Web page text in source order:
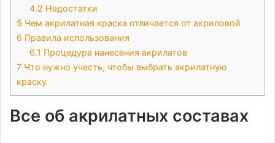
4.2 Недостатки
5 Чем акрилатная краска отличается от акриловой
6 Правила использования
6.1 Процедура нанесения акрилатов
7 Что нужно учесть, чтобы выбрать акрилатную
краску
Все об акрилатных составах